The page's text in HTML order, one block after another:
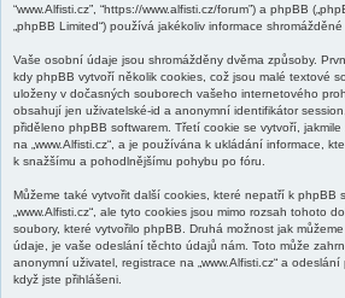
“www.Alfisti.cz”, “https://www.alfisti.cz/forum”) a phpBB
„phpBB Limited“) používá jakékoliv informace
Vaše osobní údaje jsou shromážděny dvěma způsoby.
kdy phpBB vytvoří několik cookies, což jsou malé textové
uloženy v dočasných souborech vašeho internetového
obsahují jen uživatelské-id a anonymní identifikátor
přiděleno phpBB softwarem. Třetí cookie se vytvoří,
na „www.Alfisti.cz“, a je používána k ukládání informace,
k snažšímu a pohodlnějšímu pohybu po fóru.
Můžeme také vytvořit další cookies, které nepatří k phpBB
„www.Alfisti.cz“, ale tyto cookies jsou mimo rozsah tohoto
soubory, které vytvořilo phpBB. Druhá možnost jak
údaje, je vaše odeslání těchto údajů nám. Toto může
anonymní uživatel, registrace na „www.Alfisti.cz“ a
když jste přihlášeni.